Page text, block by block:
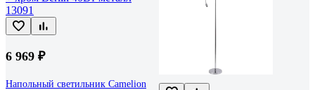
6 969 ₽
Напольный светильник Camelion